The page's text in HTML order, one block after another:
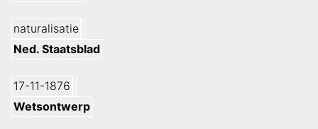
naturalisatie
Ned. Staatsblad
17-11-1876
Wetsontwerp